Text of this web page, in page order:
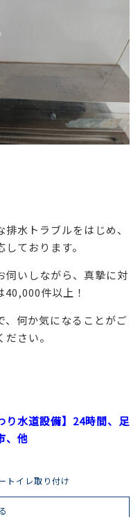
水トラブルをはじめ、
ております。
伺いしながら、真摯に対
件以上！
何か気になることがご
さい。
り水道設備】24時間、足
、他
トイレ取り付け